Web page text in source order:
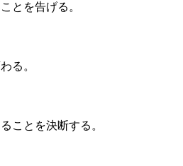
とを告げる。
る。
ことを決断する。